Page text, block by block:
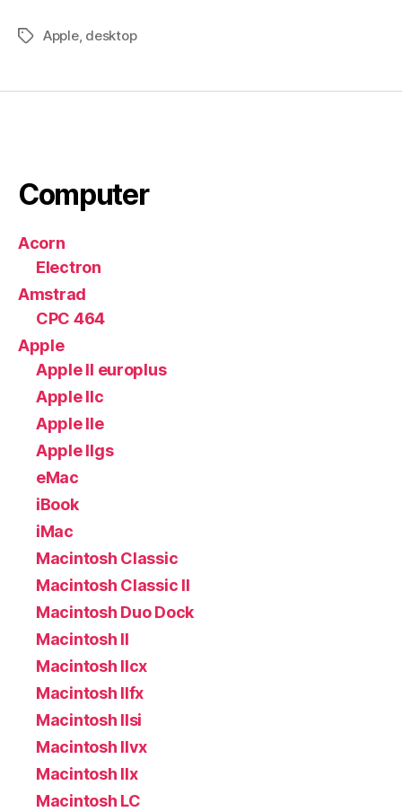
Tag Apple, desktop
Computer
Acorn
Electron
Amstrad
CPC 464
Apple
Apple II europlus
Apple IIc
Apple IIe
Apple IIgs
eMac
iBook
iMac
Macintosh Classic
Macintosh Classic II
Macintosh Duo Dock
Macintosh II
Macintosh IIcx
Macintosh IIfx
Macintosh IIsi
Macintosh IIvx
Macintosh IIx
Macintosh LC